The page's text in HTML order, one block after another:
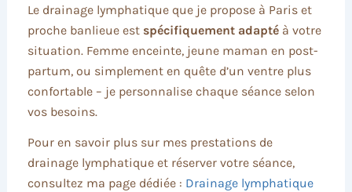
Le drainage lymphatique que je propose à Paris et
proche banlieue est spécifiquement adaptéà votre
situation. Femme enceinte, jeune maman en post-
partum, ou simplement en quête d’un ventre plus
confortable – je personnalise chaque séance selon
vos besoins.
Pour en savoir plus sur mes prestations de
drainage lymphatique et réserver votre séance,
consultez ma page dédiée : Drainage lymphatique